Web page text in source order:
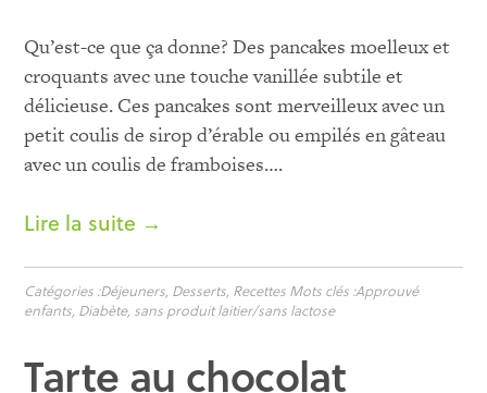
Qu’est-ce que ça donne? Des pancakes moelleux et
croquants avec une touche vanillée subtile et
délicieuse. Ces pancakes sont merveilleux avec un
petit coulis de sirop d’érable ou empilés en gâteau
avec un coulis de framboises….
Lire la suite →
Catégories :Déjeuners, Desserts, Recettes Mots clés :Approuvé
enfants, Diabète, sans produit laitier/sans lactose
Tarte au chocolat